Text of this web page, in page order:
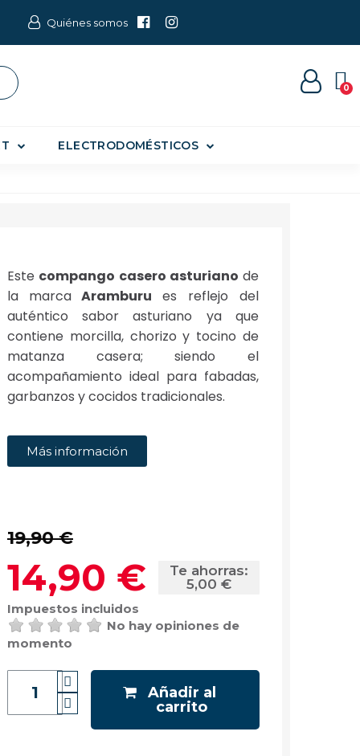
Quiénes somos
ELECTRODOMÉSTICOS
Este compango casero asturiano de
la marcaAramburu es reflejo del
auténtico sabor asturiano ya que
contiene morcilla, chorizo y tocino de
matanza casera; siendo el
acompañamiento ideal para fabadas,
garbanzos y cocidos tradicionales.
Más información
19,90 €
14,90 €
Te ahorras:
5,00 €
Impuestos incluidos
No hay opiniones de
momento
Añadir al
carrito